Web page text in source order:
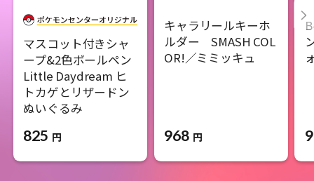
マスコット付きシャ
ープ&2色ボールペン
Little Daydream ヒ
トカゲとリザードン
ぬいぐるみ
825 円
キャラリールキーホ
ルダー SMASH COL
OR!／ミミッキュ
968 円